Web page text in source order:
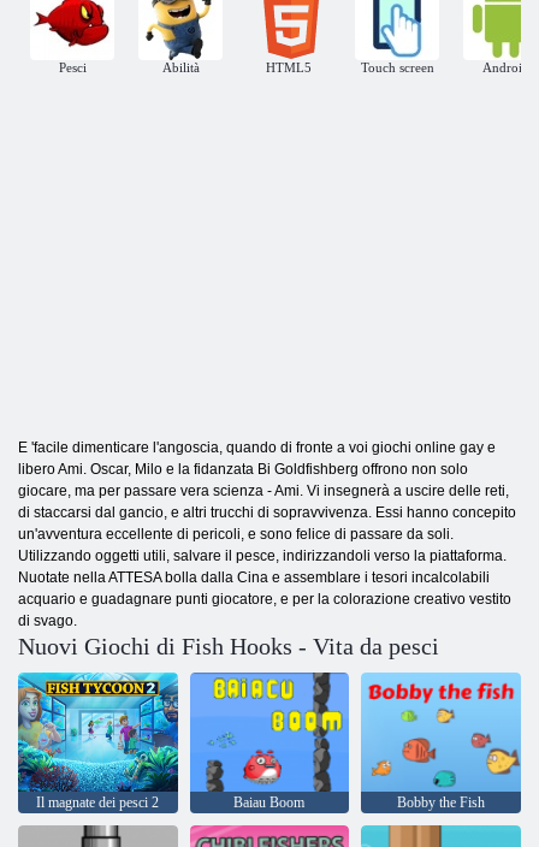
Pesci Abilità HTML5 Touch screen Android
E 'facile dimenticare l'angoscia, quando di fronte a voi giochi online gay e
libero Ami. Oscar, Milo e la fidanzata Bi Goldfishberg offrono non solo
giocare, ma per passare vera scienza - Ami. Vi insegnerà a uscire delle reti,
di staccarsi dal gancio, e altri trucchi di sopravvivenza. Essi hanno concepito
un'avventura eccellente di pericoli, e sono felice di passare da soli.
Utilizzando oggetti utili, salvare il pesce, indirizzandoli verso la piattaforma.
Nuotate nella ATTESA bolla dalla Cina e assemblare i tesori incalcolabili
acquario e guadagnare punti giocatore, e per la colorazione creativo vestito
di svago.
Nuovi Giochi di Fish Hooks - Vita da pesci
Il magnate dei pesci 2 Baiau Boom Bobby the Fish